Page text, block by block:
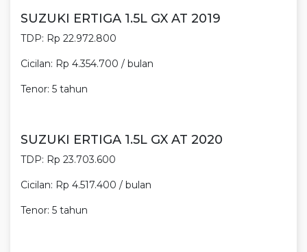
SUZUKI ERTIGA 1.5L GX AT 2019
TDP: Rp 22.972.800
Cicilan: Rp 4.354.700 / bulan
Tenor: 5 tahun
SUZUKI ERTIGA 1.5L GX AT 2020
TDP: Rp 23.703.600
Cicilan: Rp 4.517.400 / bulan
Tenor: 5 tahun